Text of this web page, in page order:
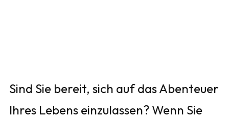
Sind Sie bereit, sich auf das Abenteuer
Ihres Lebens einzulassen? Wenn Sie